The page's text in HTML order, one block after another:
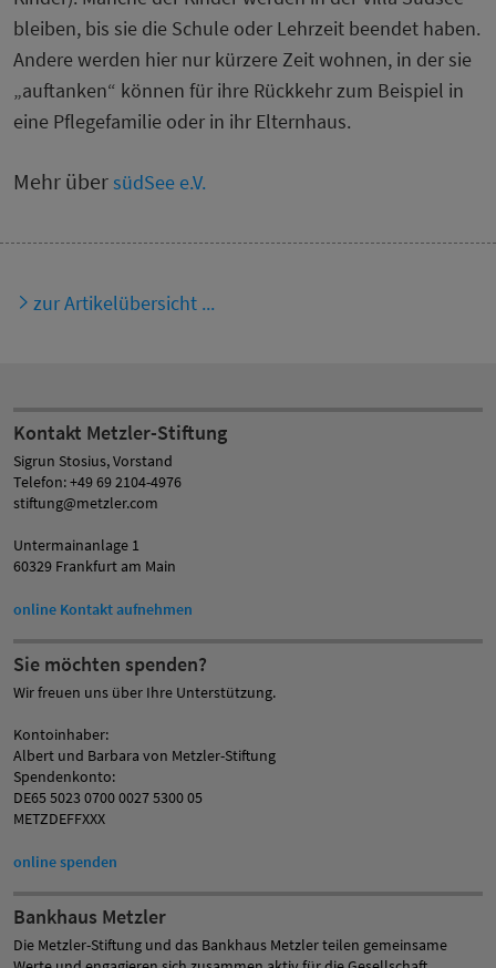
bleiben, bis sie die Schule oder Lehrzeit beendet haben.
Andere werden hier nur kürzere Zeit wohnen, in der sie
„auftanken“ können für ihre Rückkehr zum Beispiel in
eine Pflegefamilie oder in ihr Elternhaus.
Mehr übersüdSee e.V.
zur Artikelübersicht ...
Kontakt Metzler-Stiftung
Sigrun Stosius, Vorstand
Telefon: +49 69 2104-4976
stiftung@metzler.com
Untermainanlage 1
60329 Frankfurt am Main
online Kontakt aufnehmen
Sie möchten spenden?
Wir freuen uns über Ihre Unterstützung.
Kontoinhaber:
Albert und Barbara von Metzler-Stiftung
Spendenkonto:
DE65 5023 0700 0027 5300 05
METZDEFFXXX
online spenden
Bankhaus Metzler
Die Metzler-Stiftung und das Bankhaus Metzler teilen gemeinsame